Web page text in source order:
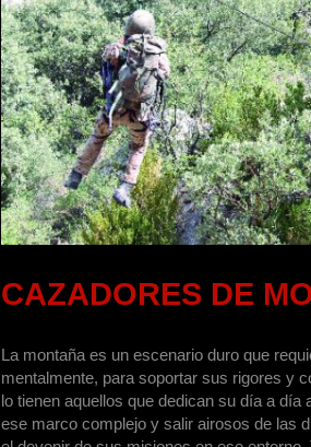
CAZADORES DE
La montaña es un escenario duro que
mentalmente, para soportar sus rigores y
lo tienen aquellos que dedican su día a
ese marco complejo y salir airosos de las